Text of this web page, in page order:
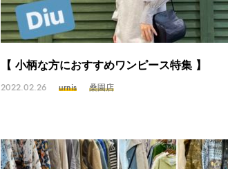
【 小柄な方におすすめワンピース特集 】
2022.02.26 urnis 桑園店